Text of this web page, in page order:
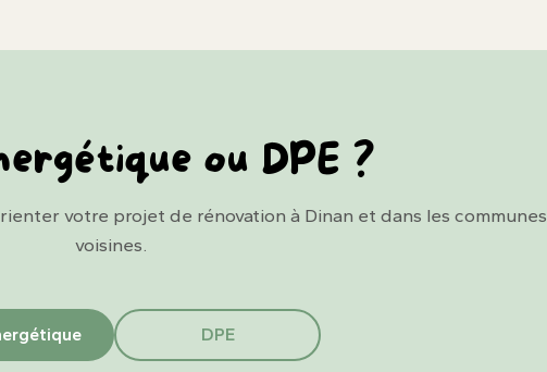
ou DPE ?
votre projet de rénovation à Dinan et dans les communes
voisines.
DPE